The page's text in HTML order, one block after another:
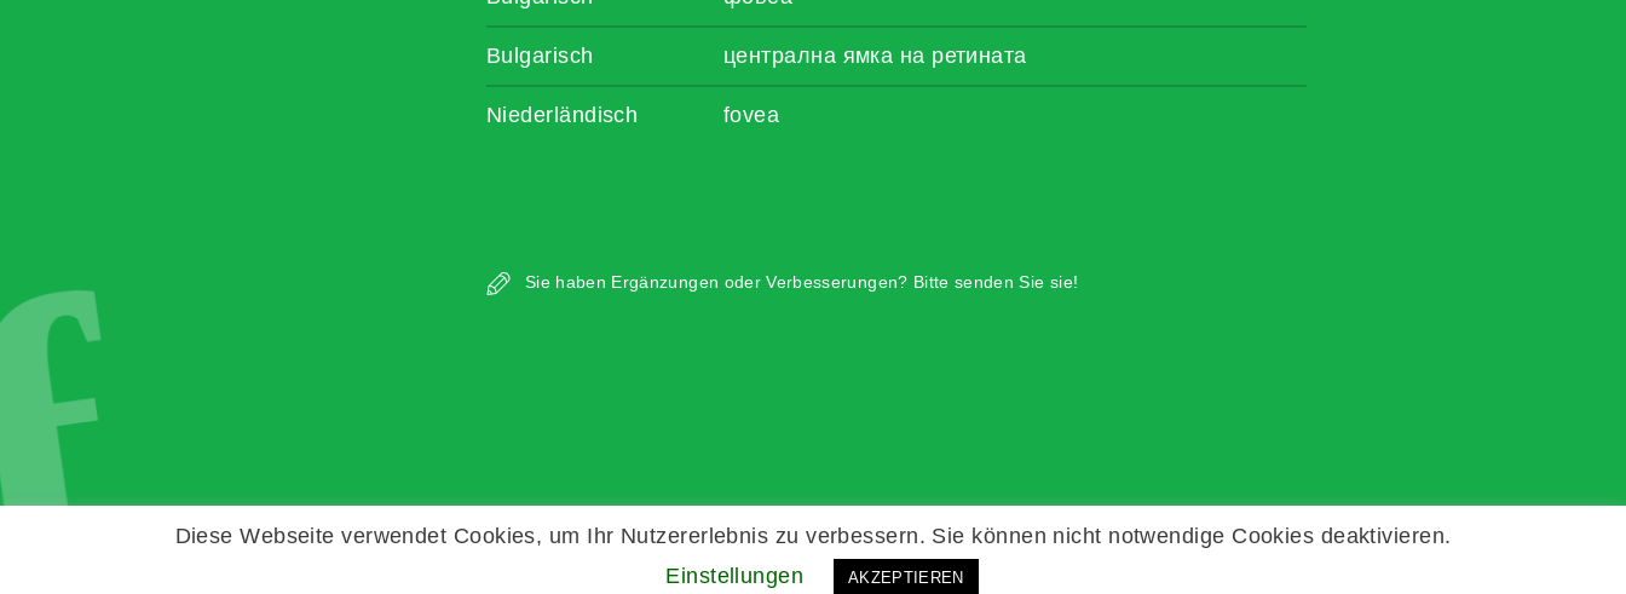
Bulgarisch централна ямка на ретината
Niederländisch fovea
Sie haben Ergänzungen oder Verbesserungen? Bitte senden Sie sie!
Diese Webseite verwendet Cookies, um Ihr Nutzererlebnis zu verbessern. Sie können nicht notwendige Cookies deaktivieren.
Einstellungen
AKZEPTIEREN